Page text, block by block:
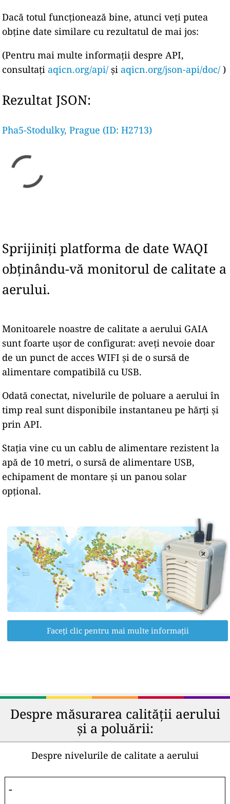
Dacă totul funcționează bine, atunci veți putea
obține date similare cu rezultatul de mai jos:
(Pentru mai multe informații despre API,
consultați aqicn.org/api/ și aqicn.org/json-api/doc/ )
Rezultat JSON:
Pha5-Stodulky, Prague (ID: H2713)
Sprijiniți platforma de date WAQI
obținându-vă monitorul de calitate a
aerului.
Monitoarele noastre de calitate a aerului GAIA
sunt foarte ușor de configurat: aveți nevoie doar
de un punct de acces WIFI și de o sursă de
alimentare compatibilă cu USB.
Odată conectat, nivelurile de poluare a aerului în
timp real sunt disponibile instantaneu pe hărți și
prin API.
Stația vine cu un cablu de alimentare rezistent la
apă de 10 metri, o sursă de alimentare USB,
echipament de montare și un panou solar
opțional.
Faceți clic pentru mai multe informații
Despre măsurarea calității aerului
și a poluării:
Despre nivelurile de calitate a aerului
-